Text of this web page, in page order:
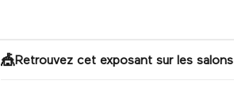
🎪Retrouvez cet exposant sur les salons